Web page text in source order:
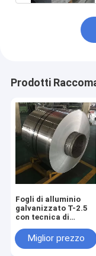
Prodotti
Fogli di alluminio
galvanizzato T-2.5
con tecnica di
e grado T-2.5
Miglior prezzo